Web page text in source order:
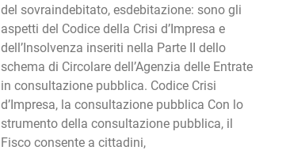
del sovraindebitato, esdebitazione: sono gli
aspetti del Codice della Crisi d’Impresa e
dell’Insolvenza inseriti nella Parte II dello
schema di Circolare dell’Agenzia delle Entrate
in consultazione pubblica. Codice Crisi
d’Impresa, la consultazione pubblica Con lo
strumento della consultazione pubblica, il
Fisco consente a cittadini,